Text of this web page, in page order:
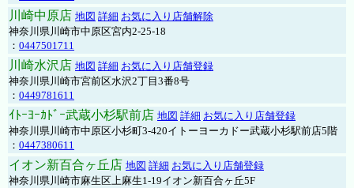
川崎中原店 地図 詳細 お気に入り店舗解除
神奈川県川崎市中原区宮内2-25-18
： 0447501711
川崎水沢店 地図 詳細 お気に入り店舗登録
神奈川県川崎市宮前区水沢2丁目3番8号
： 0449781611
ｲﾄｰﾖｰｶﾄﾞｰ武蔵小杉駅前店 地図 詳細 お気に入り店舗登録
神奈川県川崎市中原区小杉町3-420イトーヨーカドー武蔵小杉駅前店5階
： 0447380611
イオン新百合ヶ丘店 地図 詳細 お気に入り店舗登録
神奈川県川崎市麻生区上麻生1-19イオン新百合ヶ丘5F